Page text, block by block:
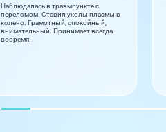
Наблюдалась в травмпункте с
переломом. Ставил уколы плазмы в
колено. Грамотный, спокойный,
внимательный. Принимает всегда
вовремя.